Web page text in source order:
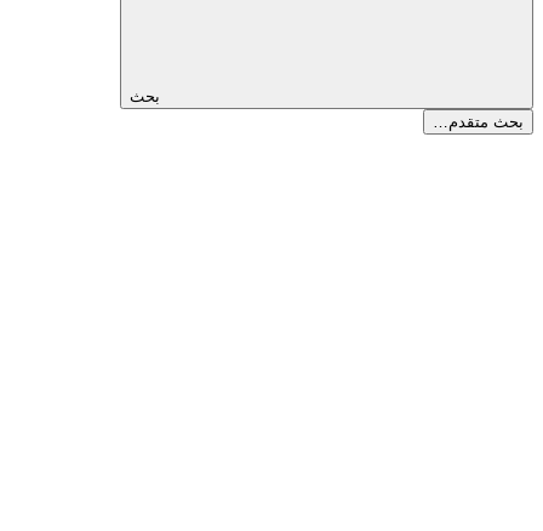
بحث
بحث متقدم…